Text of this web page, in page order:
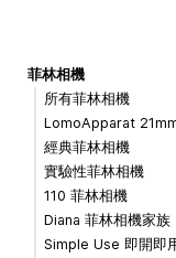
菲林相機
所有菲林相機
LomoApparat
經典菲林相機
實驗性菲林相機
110 菲林相機
Diana 菲林相機家族
Simple Use 即開即